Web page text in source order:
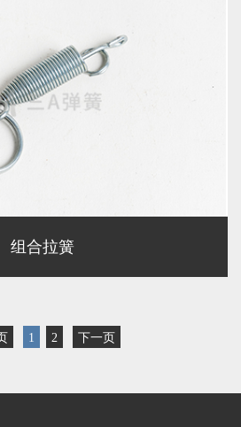
组合拉簧
1 2 下一页